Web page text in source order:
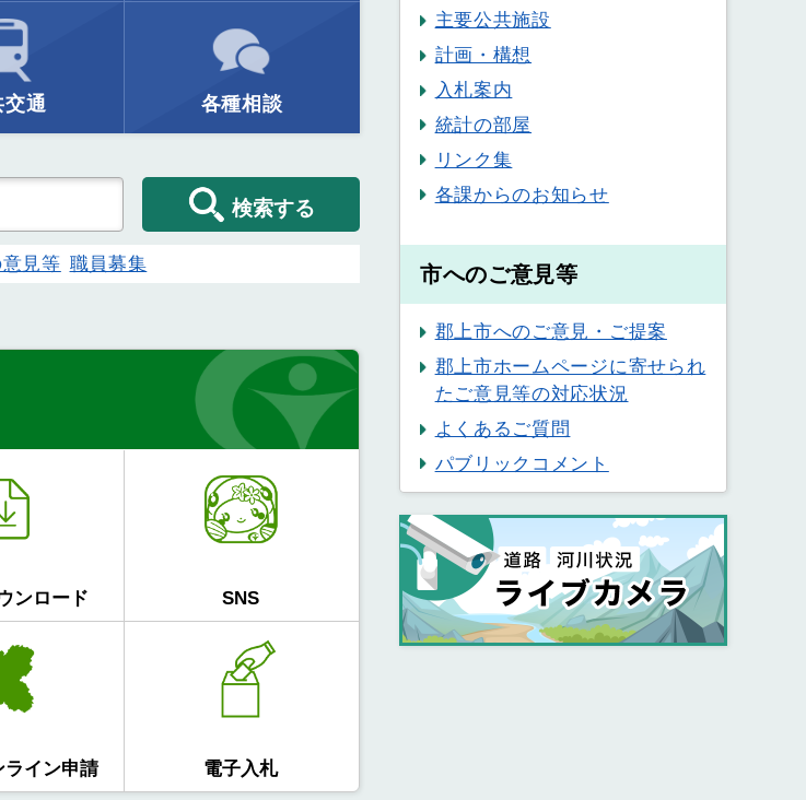
交通 各種相談
検索する
見等 職員募集
ンロード SNS
イン申請 電子入札
主要公共施設
計画・構想
入札案内
統計の部屋
リンク集
各課からのお知らせ
市へのご意見等
郡上市へのご意見・ご提案
郡上市ホームページに寄せられ
たご意見等の対応状況
よくあるご質問
パブリックコメント